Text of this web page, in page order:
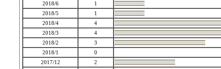
2018/6
1
2018/5
1
2018/4
4
2018/3
4
2018/2
3
2018/1
0
2017/12
2